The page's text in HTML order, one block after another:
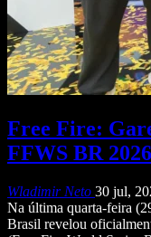
Free Fire:
FFWS BR
Wladimir Neto 30 jul,
Na última quarta-feira
Brasil revelou